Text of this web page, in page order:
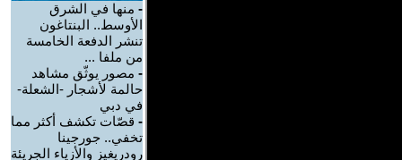
- منها في الشرق
الأوسط.. البنتاغون
تنشر الدفعة الخامسة
من ملفا ...
- مصور يوثّق مشاهد
حالمة لأشجار -الشعلة-
في دبي
- قصّات تكشف أكثر مما
تخفي.. جورجينا
رودريغيز والأزياء الجريئة